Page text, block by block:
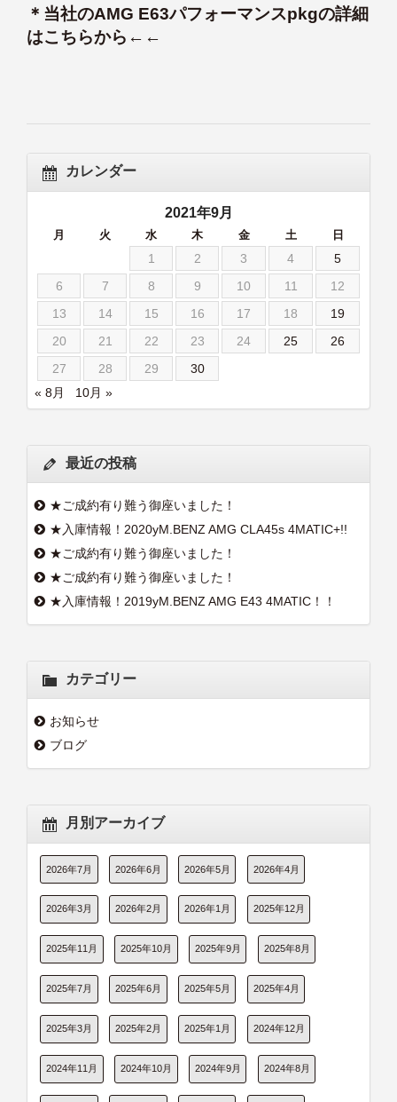
＊当社のAMG E63パフォーマンスpkgの詳細
はこちらから←←
カレンダー
2021年9月
月 火 水 木 金 土 日
1 2 3 4
5
6
7 8 9 10 11
12
13
14 15 16 17 18
19
20
21 22 23 24 25
26
27
28 29
30
« 8月
10月 »
最近の投稿
★ご成約有り難う御座いました！
★入庫情報！2020yM.BENZ AMG CLA45s 4MATIC+!!
★ご成約有り難う御座いました！
★ご成約有り難う御座いました！
★入庫情報！2019yM.BENZ AMG E43 4MATIC！！
カテゴリー
お知らせ
ブログ
月別アーカイブ
2026年7月 2026年6月 2026年5月 2026年4月
2026年3月 2026年2月 2026年1月 2025年12月
2025年11月 2025年10月 2025年9月 2025年8月
2025年7月 2025年6月 2025年5月 2025年4月
2025年3月 2025年2月 2025年1月 2024年12月
2024年11月 2024年10月 2024年9月 2024年8月